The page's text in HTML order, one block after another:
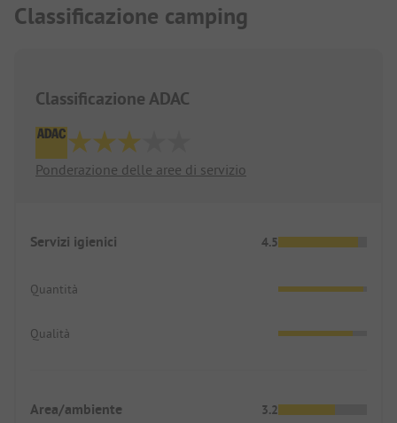
Classificazione camping
Classificazione ADAC
Ponderazione delle aree di servizio
Servizi igienici 4.5
Quantità
Qualità
Area/ambiente 3.2